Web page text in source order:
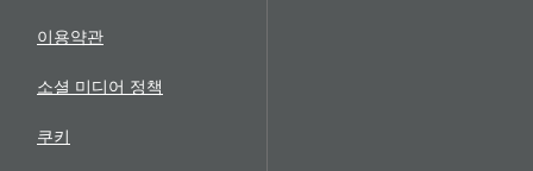
이용약관
소셜 미디어 정책
쿠키